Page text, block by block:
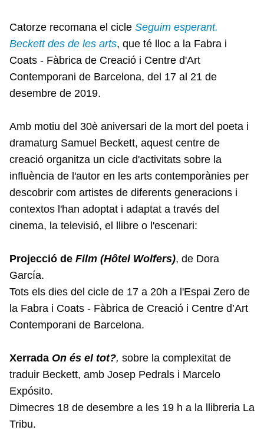
Catorze recomana el cicle Seguim esperant.
Beckett des de les arts, que té lloc a la Fabra i
Coats - Fàbrica de Creació i Centre d'Art
Contemporani de Barcelona, del 17 al 21 de
desembre de 2019.
Amb motiu del 30è aniversari de la mort del poeta i
dramaturg Samuel Beckett, aquest centre de
creació organitza un cicle d'activitats sobre la
influència de l'autor en les arts contemporànies per
descobrir com artistes de diferents generacions i
contextos l'han adoptat i adaptat a través del
cinema, la televisió, el llibre o l'escenari:
Projecció de Film (Hôtel Wolfers), de Dora
García.
Tots els dies del cicle de 17 a 20h a l'Espai Zero de
la Fabra i Coats - Fàbrica de Creació i Centre d’Art
Contemporani de Barcelona.
Xerrada On és el tot?, sobre la complexitat de
traduir Beckett, amb Josep Pedrals i Marcelo
Expósito.
Dimecres 18 de desembre a les 19 h a la llibreria La
Tribu.